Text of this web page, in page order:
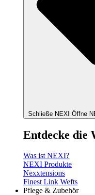
Schließe NEXI Öffne
Entdecke die
Was ist NEXI?
NEXI Produkte
Nexxtensions
Finest Link Wefts
Pflege & Zubehör